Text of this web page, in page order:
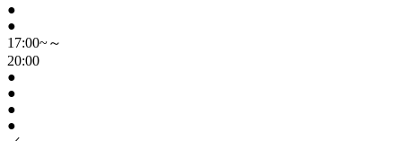
●
●
17:00~～
20:00
●
●
●
●